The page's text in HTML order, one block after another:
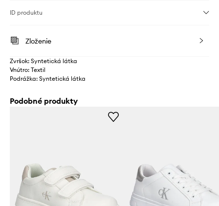
ID produktu
Zloženie
Zvršok: Syntetická látka
Vnútro: Textil
Podrážka: Syntetická látka
Podobné produkty